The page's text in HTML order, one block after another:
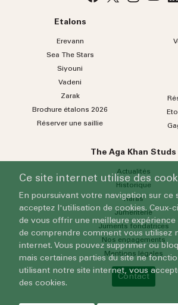
Etalons
Erevann
Sea TheStars
Siyouni
Vadeni
Zarak
Brochure étalons 2026
Réserver une saillie
The Aga Khan Studs
Actualités
Historique
Haras
Jumenterie
Juments fondatrices
Nos engagements
Mentions légales
Contact
Ce site internet utilise des
En poursuivant votre navigation sur ce
acceptez l'utilisation de cookies. Ceux-
de vous offrir une meilleure expérience
de comprendre comment vous utilisez
internet. Vous pouvez supprimer ou
mais certaines parties du site ne
utilisant notre site internet, vous
des cookies.